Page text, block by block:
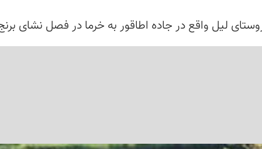
لیل واقع در جاده اطاقور به خرما در فصل نشای